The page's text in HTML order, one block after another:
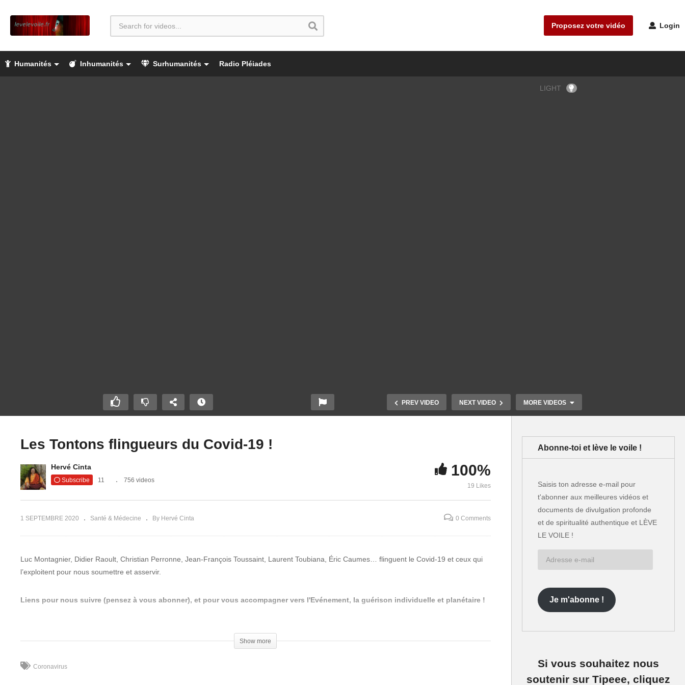
Proposez votre vidéo Login
Humanités Inhumanités Surhumanités Radio Pléiades
LIGHT
PREV VIDEO NEXT VIDEO MORE VIDEOS
et
miracle
!
Pourquoi faut-il éviter le
Les immangeables : La
Les Tontons flingueurs du Covid-19 !
Hervé Cinta
Subscribe 11 756 videos
100%
19 Likes
1 SEPTEMBRE 2020 Santé & Médecine By Hervé Cinta 0 Comments
Luc Montagnier, Didier Raoult, Christian Perronne, Jean-François Toussaint, Laurent Toubiana, Éric Caumes… flinguent le Covid-19 et ceux qui
l’exploitent pour nous soumettre et asservir.
Liens pour nous suivre (pensez à vous abonner), et pour vous accompagner vers l'Evénement, la guérison individuelle et planétaire !
Compte Tipeee
Show more
Coronavirus
Abonne-toi et lève le voile !
Saisis ton adresse e-mail pour
t'abonner aux meilleures vidéos et
documents de divulgation profonde
et de spiritualité authentique et LÈVE
LE VOILE !
Je m'abonne !
Si vous souhaitez nous
soutenir sur Tipeee, cliquez